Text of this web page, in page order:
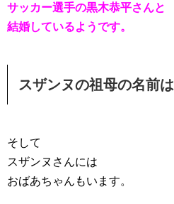
サッカー選手の黒木恭平さんと
結婚しているようです。
スザンヌの祖母の名前
そして
スザンヌさんには
おばあちゃんもいます。